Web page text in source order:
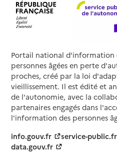
Portail national
personnes âgées en perte
proches, créé par la loi
vieillissement. Il est édité et
de l'autonomie, avec la
partenaires engagés dans
l'information des personnes
info.gouv.fr
service-public.fr
data.gouv.fr